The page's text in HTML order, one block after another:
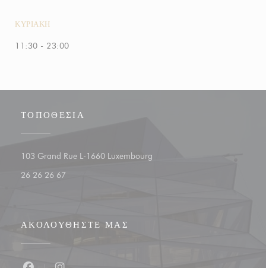
ΚΥΡΙΑΚΉ
11:30 - 23:00
ΤΟΠΟΘΕΣΊΑ
103 Grand Rue L-1660 Luxembourg
26 26 26 67
ΑΚΟΛΟΥΘΉΣΤΕ ΜΑΣ